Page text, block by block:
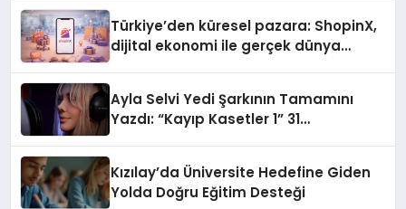
Türkiye’den küresel pazara: ShopinX,
dijital ekonomi ile gerçek dünya
Ayla Selvi Yedi Şarkının Tamamını
Yazdı: “Kayıp Kasetler 1” 31
Kızılay’da Üniversite Hedefine Giden
Yolda Doğru Eğitim Desteği